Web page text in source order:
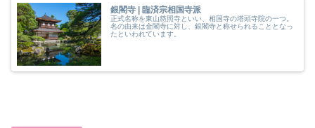
銀閣寺 | 臨済宗相国寺派
正式名称を東山慈照寺といい、相国寺の塔頭寺院の一つ。
名の由来は金閣寺に対し、銀閣寺と称せられることとなっ
たといわれています。